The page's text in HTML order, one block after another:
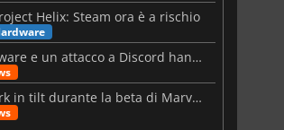
Helix: Steam ora è a rischio
Le mappe dei malware e un attacco a Discord hanno colpito Meccha Chameleon
PlayStation Network in tilt durante la beta di Marvel Tōkon